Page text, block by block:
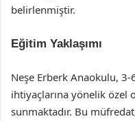
belirlenmiştir.
Eğitim Yaklaşımı
Neşe Erberk Anaokulu,
ihtiyaçlarına yönelik özel
sunmaktadır. Bu